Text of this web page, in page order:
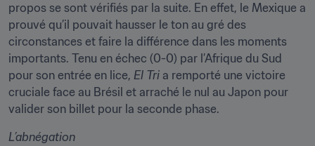
propos se sont vérifiés par la suite. En effet, le Mexique a
prouvé qu’il pouvait hausser le ton au gré des
circonstances et faire la différence dans les moments
importants. Tenu en échec (0-0) par l’Afrique du Sud
pour son entrée en lice, El Tri a remporté une victoire
cruciale face au Brésil et arraché le nul au Japon pour
valider son billet pour la seconde phase.
L’abnégation